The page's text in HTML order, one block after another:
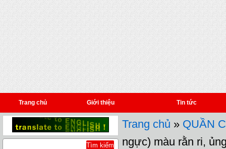
Trang chủ Giới thiệu Tin tức
Trang chủ » QUẦN
ngực) màu rằn ri,